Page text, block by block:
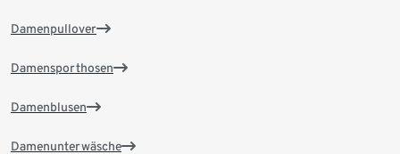
Damenpullover
Damensporthosen
Damenblusen
Damenunterwäsche